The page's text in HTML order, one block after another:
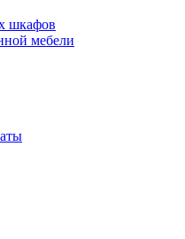
шкафов
мебели